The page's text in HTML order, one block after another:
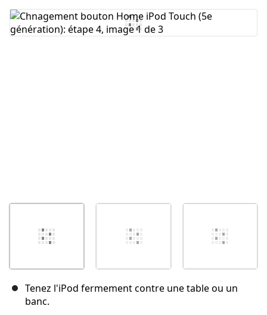
Ajouter un commentaire
Tenez l'iPod fermement contre une table ou un
banc.